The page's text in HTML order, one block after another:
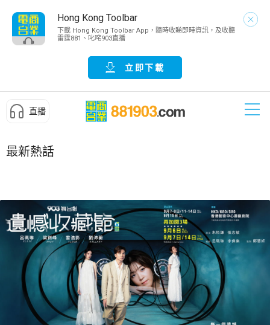
Hong Kong Toolbar
下載 Hong Kong Toolbar App，隨時收睇即時資訊，及收聽
雷霆881、叱咤903直播
立即下載
直播
最新熱話